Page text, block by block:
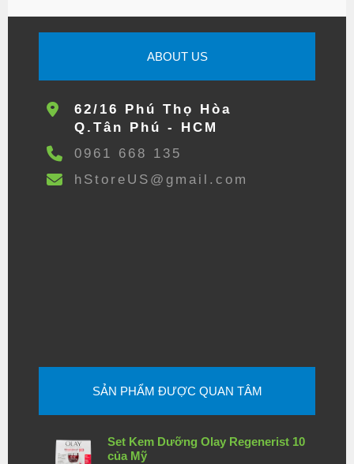
ABOUT US
62/16 Phú Thọ Hòa
Q.Tân Phú - HCM
0961 668 135
hStoreUS@gmail.com
SẢN PHẨM ĐƯỢC QUAN TÂM
Set Kem Dưỡng Olay Regenerist 10
của Mỹ